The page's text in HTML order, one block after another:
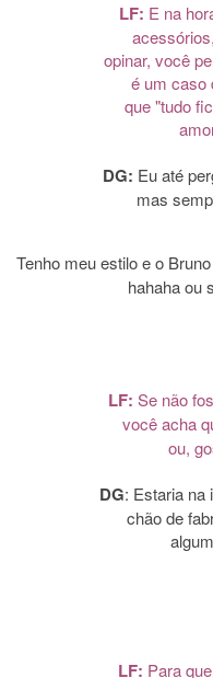
LF: E na
opinar, você
é um caso
que "tudo
DG: Eu até
mas
Tenho meu estilo e o
hahaha ou
LF: Se não
você acha
ou,
DG: Estaria na
chão de
LF: Para